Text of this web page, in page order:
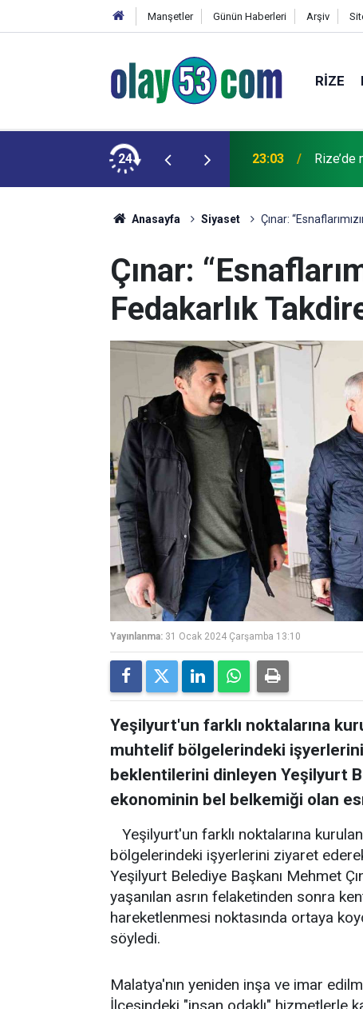
Manşetler Günün Haberleri Arşiv
RIZE
24 23:03 Rize’de
Anasayfa Siyaset Çınar:
Çınar:
Fedakarlık
Yayınlanma: 31 Ocak 2024 Çarşamba 13:10
Yeşilyurt'un farklı noktalarına
muhtelif bölgelerindeki
beklentilerini dinleyen Yeşilyurt
ekonominin bel belkemiği olan
Yeşilyurt'un farklı noktalarına
bölgelerindeki işyerlerini ziyaret
Yeşilyurt Belediye Başkanı Mehmet
yaşanılan asrın felaketinden sonra
hareketlenmesi noktasında ortaya
söyledi.
Malatya'nın yeniden inşa ve imar